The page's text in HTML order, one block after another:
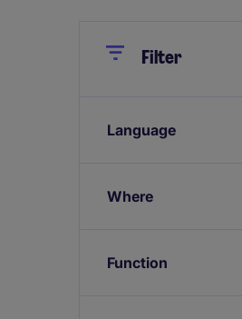
CloseFilter
Language
Where
Function